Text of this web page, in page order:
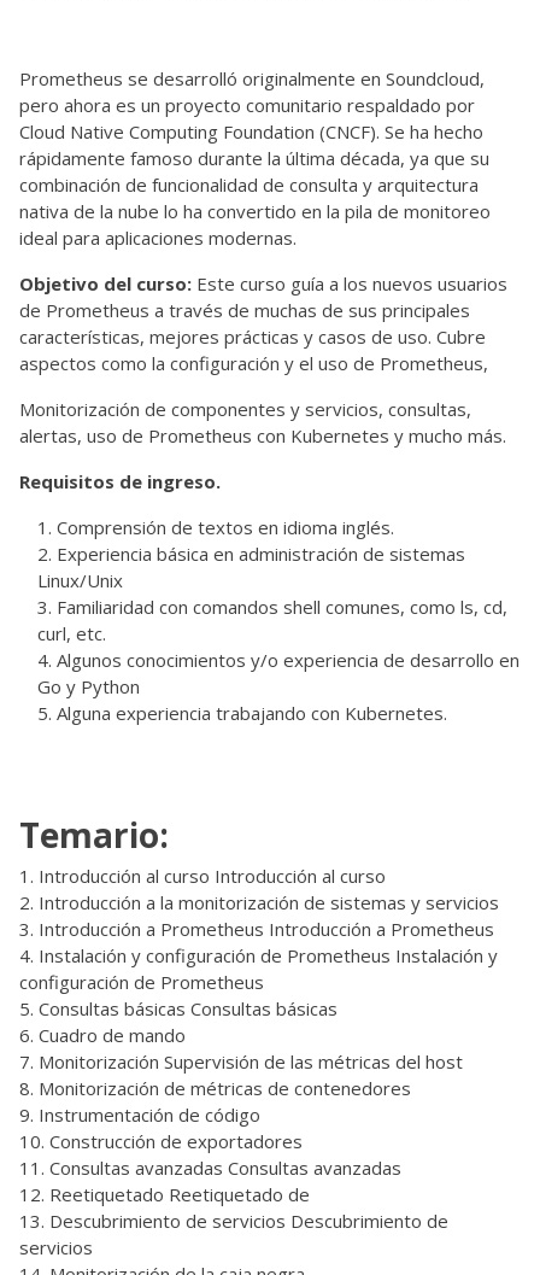
Prometheus se desarrolló originalmente en Soundcloud,
pero ahora es un proyecto comunitario respaldado por
Cloud Native Computing Foundation (CNCF). Se ha hecho
rápidamente famoso durante la última década, ya que su
combinación de funcionalidad de consulta y arquitectura
nativa de la nube lo ha convertido en la pila de monitoreo
ideal para aplicaciones modernas.
Objetivo del curso: Este curso guía a los nuevos usuarios
de Prometheus a través de muchas de sus principales
características, mejores prácticas y casos de uso. Cubre
aspectos como la configuración y el uso de Prometheus,
Monitorización de componentes y servicios, consultas,
alertas, uso de Prometheus con Kubernetes y mucho más.
Requisitos de ingreso.
Comprensión de textos en idioma inglés.
Experiencia básica en administración de sistemas
Linux/Unix
Familiaridad con comandos shell comunes, como ls, cd,
curl, etc.
Algunos conocimientos y/o experiencia de desarrollo en
Go y Python
Alguna experiencia trabajando con Kubernetes.
Temario:
Introducción al curso Introducción al curso
Introducción a la monitorización de sistemas y servicios
Introducción a Prometheus Introducción a Prometheus
Instalación y configuración de Prometheus Instalación y
configuración de Prometheus
Consultas básicas Consultas básicas
Cuadro de mando
Monitorización Supervisión de las métricas del host
Monitorización de métricas de contenedores
Instrumentación de código
Construcción de exportadores
Consultas avanzadas Consultas avanzadas
Reetiquetado Reetiquetado de
Descubrimiento de servicios Descubrimiento de
servicios